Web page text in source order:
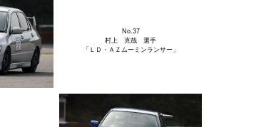
No.37
村上 克哉 選手
「ＬＤ・ＡＺムーミンランサー」